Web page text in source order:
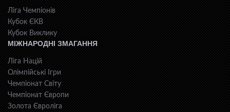
Ліга Чемпіонів
Кубок ЄКВ
Кубок Виклику
МІЖНАРОДНІ ЗМАГАННЯ
Ліга Націй
Олімпійські Ігри
Чемпіонат Світу
Чемпіонат Європи
Золота Євроліга